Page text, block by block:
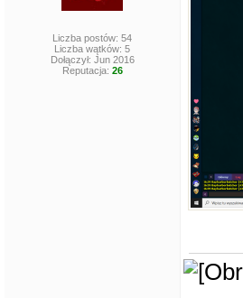
Liczba postów: 54
Liczba wątków: 5
Dołączył: Jun 2016
Reputacja: 26